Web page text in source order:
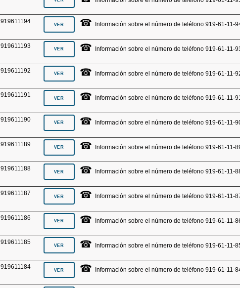
919611194 ☎ Información sobre el número de teléfono 919-61-11-
919611193 ☎ Información sobre el número de teléfono 919-61-11-
919611192 ☎ Información sobre el número de teléfono 919-61-11-
919611191 ☎ Información sobre el número de teléfono 919-61-11-91
919611190 ☎ Información sobre el número de teléfono 919-61-11-
919611189 ☎ Información sobre el número de teléfono 919-61-11-
919611188 ☎ Información sobre el número de teléfono 919-61-11-
919611187 ☎ Información sobre el número de teléfono 919-61-11-
919611186 ☎ Información sobre el número de teléfono 919-61-11-
919611185 ☎ Información sobre el número de teléfono 919-61-11-
919611184 ☎ Información sobre el número de teléfono 919-61-11-